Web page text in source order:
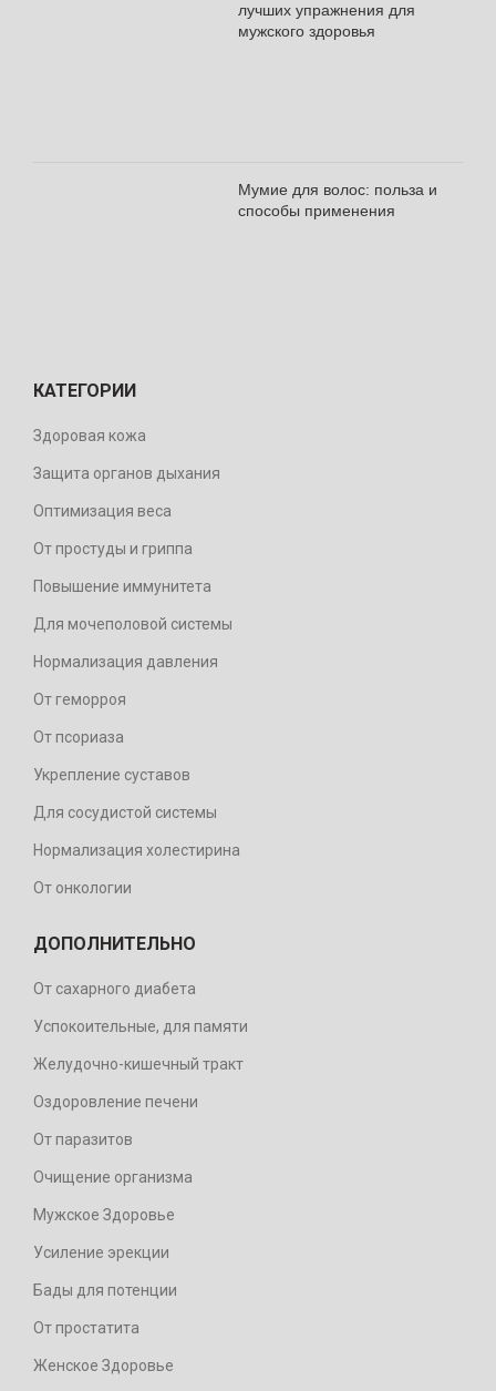
лучших упражнения для
мужского здоровья
Мумие для волос: польза и
способы применения
КАТЕГОРИИ
Здоровая кожа
Защита органов дыхания
Оптимизация веса
От простуды и гриппа
Повышение иммунитета
Для мочеполовой системы
Нормализация давления
От геморроя
От псориаза
Укрепление суставов
Для сосудистой системы
Нормализация холестирина
От онкологии
ДОПОЛНИТЕЛЬНО
От сахарного диабета
Успокоительные, для памяти
Желудочно-кишечный тракт
Оздоровление печени
От паразитов
Очищение организма
Мужское Здоровье
Усиление эрекции
Бады для потенции
От простатита
Женское Здоровье